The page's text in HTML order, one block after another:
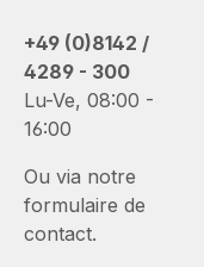
+49 (0)8142 /
4289 - 300
Lu-Ve, 08:00 -
16:00
Ou via notre
formulaire de
contact.